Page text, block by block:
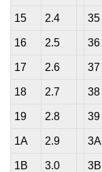
15 2.4 35
16 2.5 36
17 2.6 37
18 2.7 38
19 2.8 39
1A 2.9 3A
1B 3.0 3B